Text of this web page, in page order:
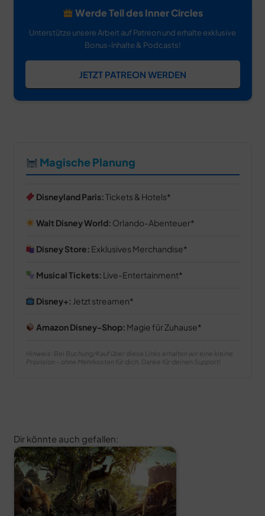
Werde Teil des Inner Circles
Unterstütze unsere Arbeit auf Patreon und erhalte exklusive
Bonus-Inhalte & Podcasts!
JETZT PATREON WERDEN
Magische Planung
Disneyland Paris:Tickets & Hotels
Walt Disney World: Orlando-Abenteuer
Disney Store: Exklusives Merchandise
Musical Tickets: Live-Entertainment
Disney+: Jetzt streamen
Amazon Disney-Shop: Magie für Zuhause
Hinweis: Bei Buchung/Kauf über diese Links erhalten wir eine kleine
Provision – ohne Mehrkosten für dich. Danke für deinen Support!
Dir könnte auch gefallen: